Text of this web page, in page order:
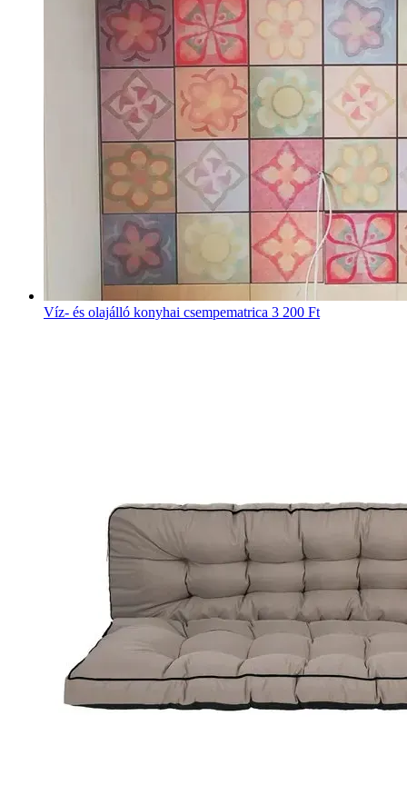
Víz- és olajálló konyhai csempematrica 3 200 Ft